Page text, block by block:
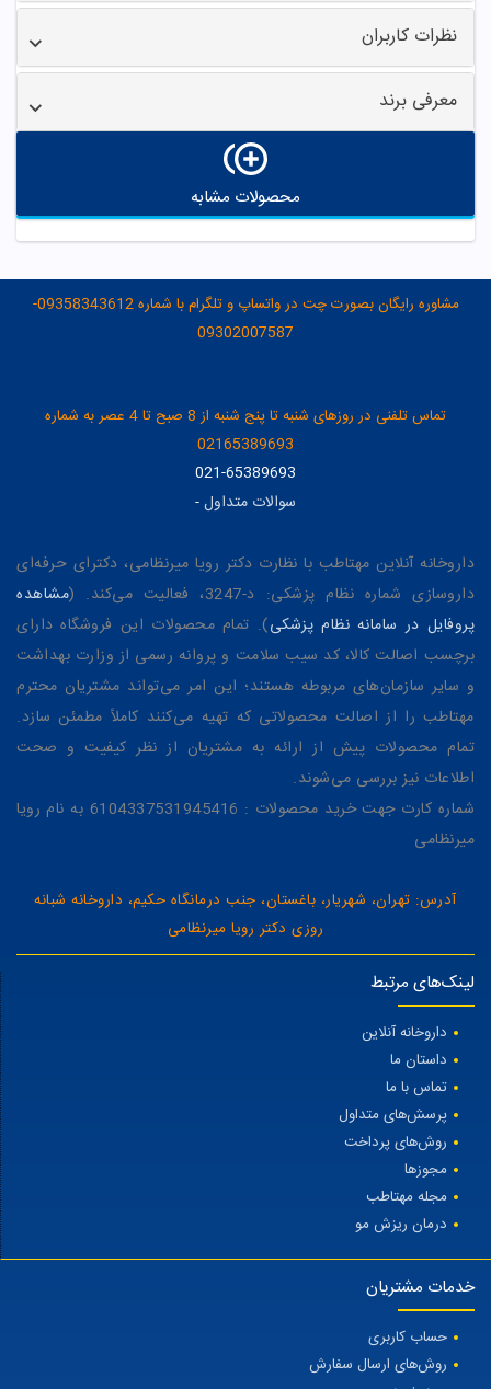
نظرات کاربران
معرفی برند
محصولات مشابه
مشاوره رایگان بصورت چت در واتساپ و تلگرام با شماره 09358343612-
09302007587
تماس تلفنی در روزهای شنبه تا پنج شنبه از 8 صبح تا 4 عصر به شماره
02165389693
021-65389693
سوالات متداول-
داروخانه آنلاین مهتاطب با نظارت دکتر رویا میرنظامی، دکترای حرفه‌ای
داروسازی شماره نظام پزشکی: د-3247، فعالیت می‌کند. (
مشاهده
پروفایل در سامانه نظام پزشکی). تمام محصولات این فروشگاه دارای
برچسب اصالت کالا، کد سیب سلامت و پروانه رسمی از وزارت بهداشت
و سایر سازمان‌های مربوطه هستند؛ این امر می‌تواند مشتریان محترم
مهتاطب را از اصالت محصولاتی که تهیه می‌کنند کاملاً مطمئن سازد.
تمام محصولات پیش از ارائه به مشتریان از نظر کیفیت و صحت
اطلاعات نیز بررسی می‌شوند.
شماره کارت جهت خرید محصولات : 6104337531945416 به نام رویا
میرنظامی
آدرس: تهران، شهریار، باغستان، جنب درمانگاه حکیم، داروخانه شبانه
روزی دکتر رویا میرنظامی
لینک‌های مرتبط
داروخانه آنلاین
داستان ما
تماس با ما
پرسش‌های متداول
روش‌های پرداخت
مجوزها
مجله مهتاطب
درمان ریزش مو
خدمات مشتریان
حساب کاربری
روش‌های ارسال سفارش